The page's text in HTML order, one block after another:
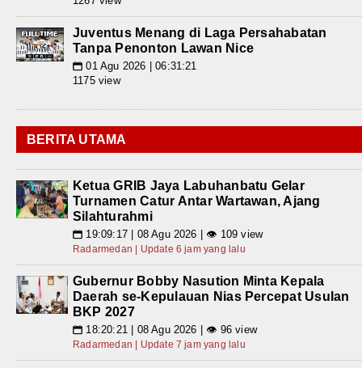
Juventus Menang di Laga Persahabatan
Tanpa Penonton Lawan Nice
📅 01 Agu 2026 | 06:31:21
1175 view
BERITA UTAMA
Ketua GRIB Jaya Labuhanbatu Gelar
Turnamen Catur Antar Wartawan, Ajang
Silahturahmi
📅 19:09:17 | 08 Agu 2026 | 👁 109 view
Radarmedan | Update 6 jam yang lalu
Gubernur Bobby Nasution Minta Kepala
Daerah se-Kepulauan Nias Percepat Usulan
BKP 2027
📅 18:20:21 | 08 Agu 2026 | 👁 96 view
Radarmedan | Update 7 jam yang lalu